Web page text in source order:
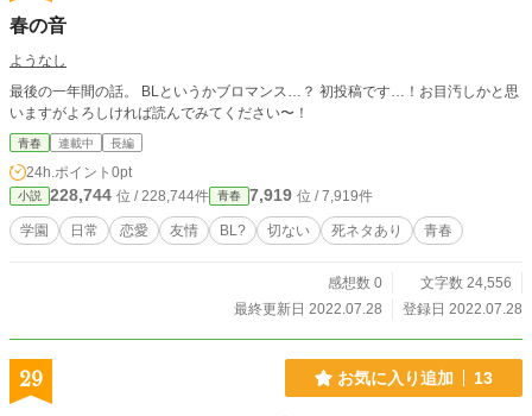
春の音
ようなし
最後の一年間の話。 BLというかブロマンス…？ 初投稿です…！お目汚しかと思
いますがよろしければ読んでみてください〜！
青春 連載中 長編
24h.ポイント 0pt
小説 228,744 位 / 228,744件 青春 7,919 位 / 7,919件
学園 日常 恋愛 友情 BL? 切ない 死ネタあり 青春
感想数 0
文字数 24,556
最終更新日 2022.07.28
登録日 2022.07.28
29 お気に入り追加 13